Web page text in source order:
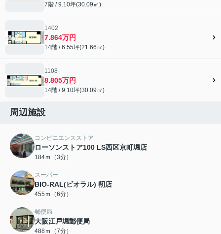
7階 / 9.10坪(30.09㎡)
1402
7.864万円
14階 / 6.55坪(21.66㎡)
1108
8.805万円
14階 / 9.10坪(30.09㎡)
周辺施設
コンビニエンスストア
ローソンストア100 LS西区京町堀店
184ｍ（3分）
スーパー
BIO-RAL(ビオラル) 靭店
455ｍ（6分）
郵便局
大阪江戸堀郵便局
488ｍ（7分）